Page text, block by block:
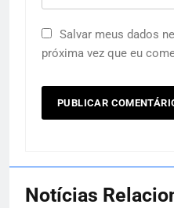
Salvar meus dados
próxima vez que eu
Notícias